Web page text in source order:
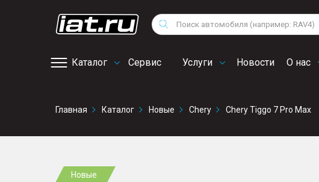
Поиск
Каталог Сервис
сервис
Услуги Новости О нас
Снегоходы
Квадроциклы
Volkswagen
Audi
Главная Каталог Новые Chery Chery Tiggo 7 Pro Max
Новые